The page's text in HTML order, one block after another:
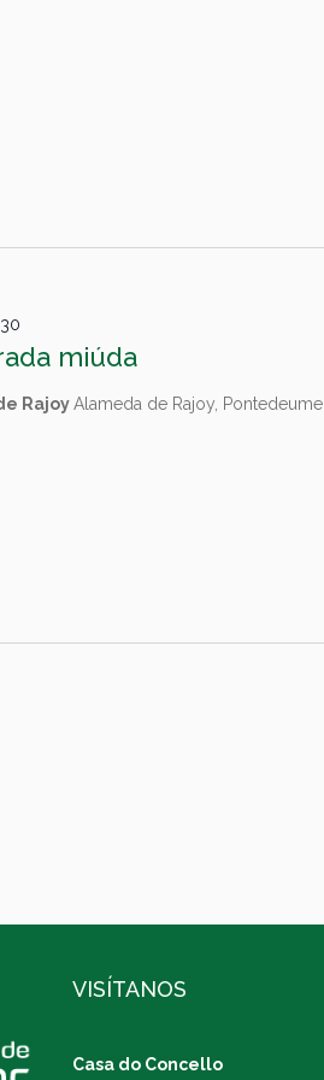
miúda
RajoyAlameda de Rajoy, Pontedeume
VISÍTANOS
Casa do Concello